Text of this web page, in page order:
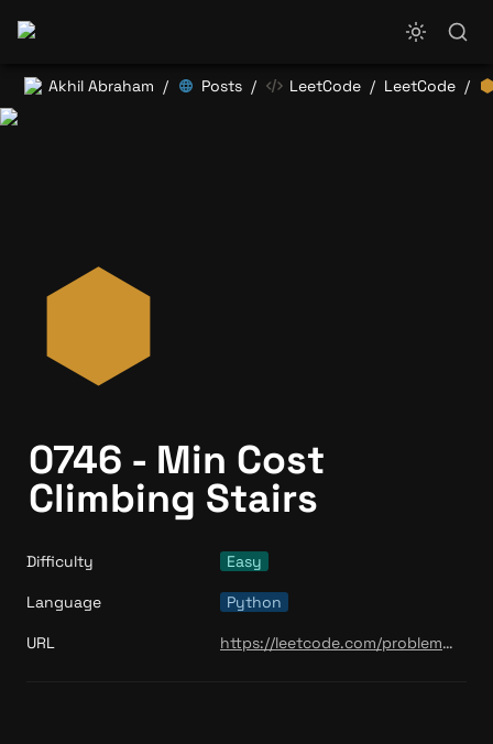
Akhil Abraham / Posts / LeetCode / LeetCode /
0746 - Min Cost
Climbing Stairs
Difficulty Easy
Language Python
URL https://leetcode.com/problems/min-cost-climbing-stairs/